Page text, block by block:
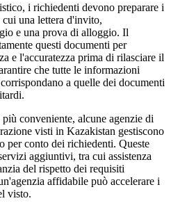
i richiedenti devono preparare i
cui una lettera d'invito,
e una prova di alloggio. Il
questi documenti per
e l'accuratezza prima di rilasciare il
che tutte le informazioni
a quelle dei documenti
conveniente, alcune agenzie di
visti in Kazakistan gestiscono
per conto dei richiedenti. Queste
aggiuntivi, tra cui assistenza
del rispetto dei requisiti
affidabile può accelerare i
visto.